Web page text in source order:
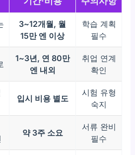
3~12개월, 월
15만 엔 이상
학습 계획
필수
1~3년, 연 80만
엔 내외
취업 연계
확인
입시 비용 별도
시험 유형
숙지
약 3주 소요
서류 완비
필수